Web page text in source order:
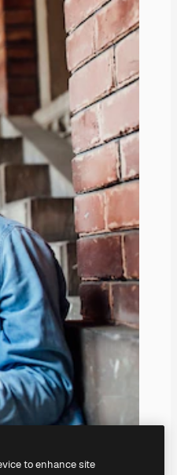
to enhance site